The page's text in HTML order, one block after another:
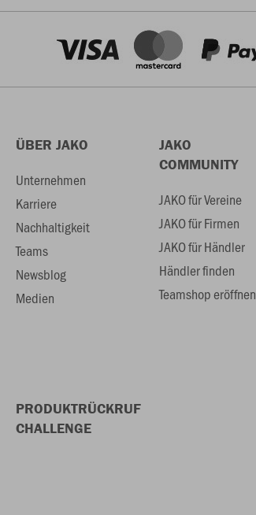
ÜBER JAKO
Unternehmen
Karriere
Nachhaltigkeit
Teams
Newsblog
Medien
JAKO
COMMUNITY
JAKO für Vereine
JAKO für Firmen
JAKO für Händler
Händler finden
Teamshop eröffnen
PRODUKTRÜCKRUF
CHALLENGE